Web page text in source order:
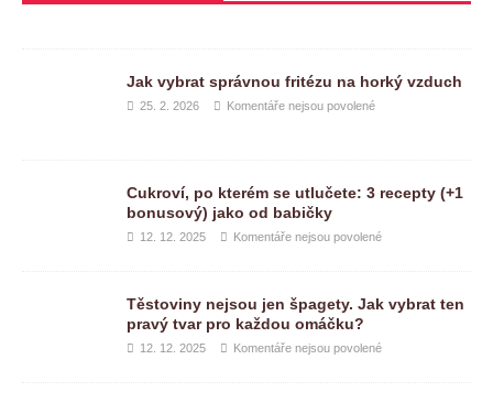
Jak vybrat správnou fritézu na horký vzduch
25. 2. 2026 Komentáře nejsou povolené
Cukroví, po kterém se utlučete: 3 recepty (+1
bonusový) jako od babičky
12. 12. 2025 Komentáře nejsou povolené
Těstoviny nejsou jen špagety. Jak vybrat ten
pravý tvar pro každou omáčku?
12. 12. 2025 Komentáře nejsou povolené